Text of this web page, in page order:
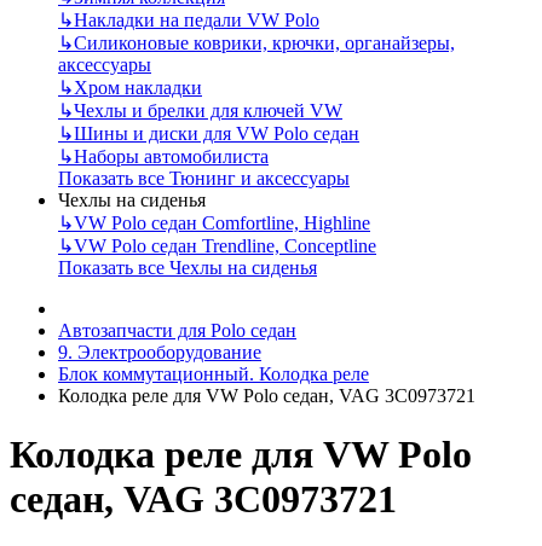
↳Накладки на педали VW Polo
↳Силиконовые коврики, крючки, органайзеры,
аксессуары
↳Хром накладки
↳Чехлы и брелки для ключей VW
↳Шины и диски для VW Polo седан
↳Наборы автомобилиста
Показать все Тюнинг и аксессуары
Чехлы на сиденья
↳VW Polo седан Comfortline, Highline
↳VW Polo седан Trendline, Conceptline
Показать все Чехлы на сиденья
Автозапчасти для Polo седан
9. Электрооборудование
Блок коммутационный. Колодка реле
Колодка реле для VW Polo седан, VAG 3C0973721
Колодка реле для VW Polo
седан, VAG 3C0973721